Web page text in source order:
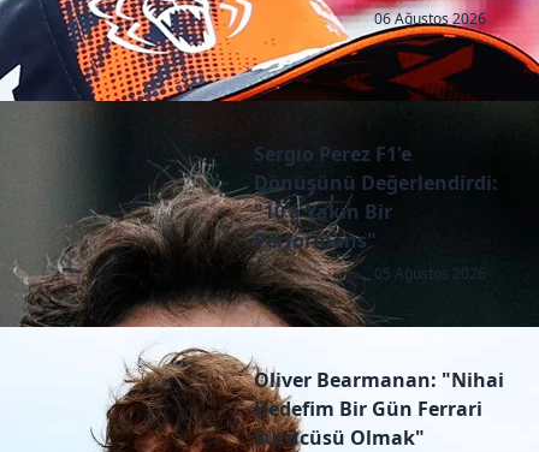
06 Ağustos 2026
Sergio Perez F1'e
Dönüşünü Değerlendirdi:
"10'a Yakın Bir
Performans"
05 Ağustos 2026
Oliver Bearmanan: "Nihai
Hedefim Bir Gün Ferrari
Sürücüsü Olmak"